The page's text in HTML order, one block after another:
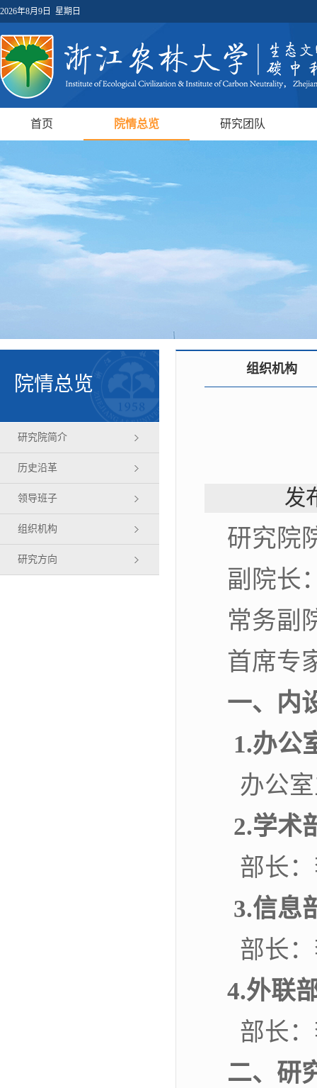
2026年8月9日 星期日
首页 院情总览 研究团队
院情总览
研究院简介
历史沿革
领导班子
组织机构
研究方向
组织机构
发
研究院
副院长
常务副
首席专
一、内
1.办公
办公
2.学术
部长
3.信息
部长
4.外联
部长
二、研